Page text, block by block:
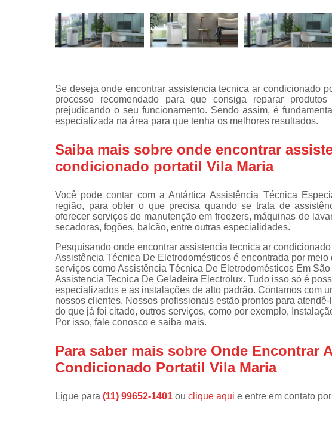
lavar
Consertos de
adega
expositoras
Instalação de
fogões
máquinas de
lavar roupa
lava e seca
Manutenções
de fogão
Manutenções
em freezer
Se deseja onde encontrar assistencia tecnica ar condicionado
processo recomendado para que consiga reparar
prejudicando o seu funcionamento. Sendo assim, é
especializada na área para que tenha os melhores resultados.
Saiba mais sobre onde encontrar
condicionado portatil Vila Maria
Você pode contar com a Antártica Assistência Técnica
região, para obter o que precisa quando se trata de
oferecer serviços de manutenção em freezers, máquinas de
secadoras, fogões, balcão, entre outras especialidades.
Pesquisando onde encontrar assistencia tecnica ar
Assistência Técnica De Eletrodomésticos é encontrada por
serviços como Assistência Técnica De Eletrodomésticos Em
Assistencia Tecnica De Geladeira Electrolux. Tudo isso só é
especializados e as instalações de alto padrão. Contamos com
nossos clientes. Nossos profissionais estão prontos para
do que já foi citado, outros serviços, como por exemplo,
Por isso, fale conosco e saiba mais.
Para saber mais sobre Onde Encontrar
Condicionado Portatil Vila Maria
Ligue para (11) 99652-1401 ou clique aqui e entre em contato